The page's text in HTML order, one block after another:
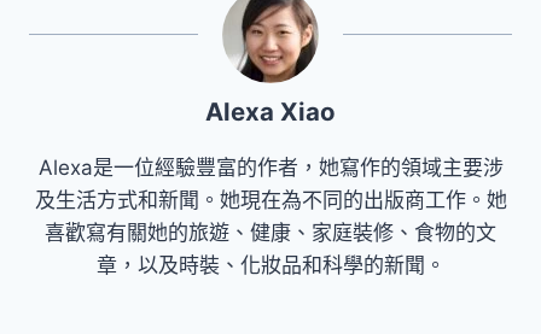
Alexa Xiao
Alexa是一位經驗豐富的作者，她寫作的領域主要涉
及生活方式和新聞。她現在為不同的出版商工作。她
喜歡寫有關她的旅遊、健康、家庭裝修、食物的文
章，以及時裝、化妝品和科學的新聞。